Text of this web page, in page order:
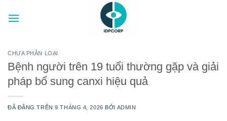
đến
CHƯA PHÂN LOẠI
Bệnh người trên 19 tuổi thường gặp và giải
pháp bổ sung canxi hiệu quả
ĐÃ ĐĂNG TRÊN9 THÁNG 4, 2026 BỞI ADMIN